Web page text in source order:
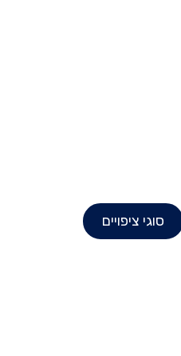
סוגי ציפויים